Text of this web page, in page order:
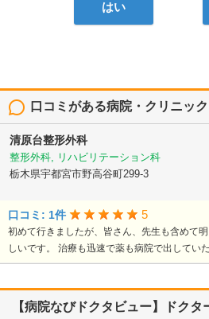
はい
口コミがある病院・クリニック
清原台整形外科
整形外科, リハビリテーション科
栃木県宇都宮市野高谷町299-3
口コミ: 1件 5
初めて行きましたが、皆さん、先生も含めて
しいです。 治療も迅速で薬も病院で出してい
【病院なびドクタビュー】ドクタ